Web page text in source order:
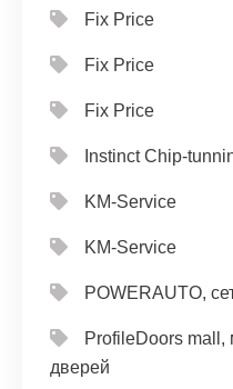
Fix Price
Fix Price
Fix Price
Instinct Chip-
KM-Service
KM-Service
POWERAUTO,
ProfileDoors
дверей